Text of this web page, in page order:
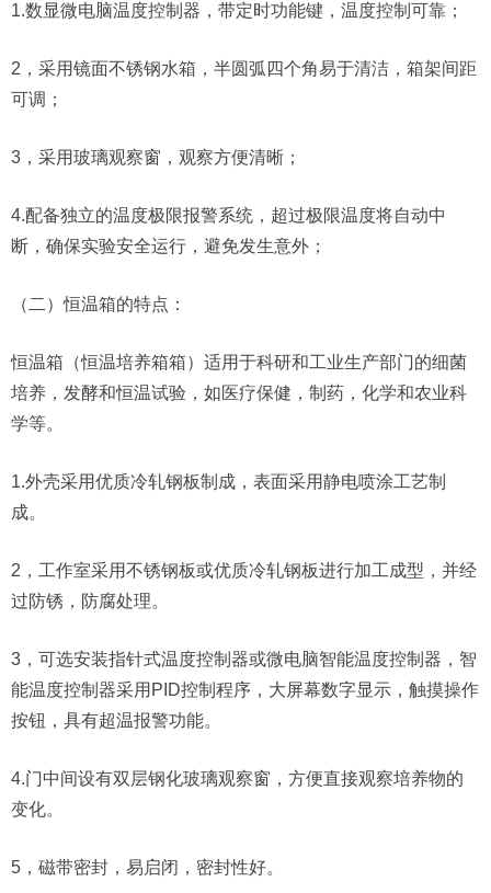
1.数显微电脑温度控制器，带定时功能键，温度控制可靠；
2，采用镜面不锈钢水箱，半圆弧四个角易于清洁，箱架间距
可调；
3，采用玻璃观察窗，观察方便清晰；
4.配备独立的温度极限报警系统，超过极限温度将自动中
断，确保实验安全运行，避免发生意外；
（二）恒温箱的特点：
恒温箱（恒温培养箱箱）适用于科研和工业生产部门的细菌
培养，发酵和恒温试验，如医疗保健，制药，化学和农业科
学等。
1.外壳采用优质冷轧钢板制成，表面采用静电喷涂工艺制
成。
2，工作室采用不锈钢板或优质冷轧钢板进行加工成型，并经
过防锈，防腐处理。
3，可选安装指针式温度控制器或微电脑智能温度控制器，智
能温度控制器采用PID控制程序，大屏幕数字显示，触摸操作
按钮，具有超温报警功能。
4.门中间设有双层钢化玻璃观察窗，方便直接观察培养物的
变化。
5，磁带密封，易启闭，密封性好。